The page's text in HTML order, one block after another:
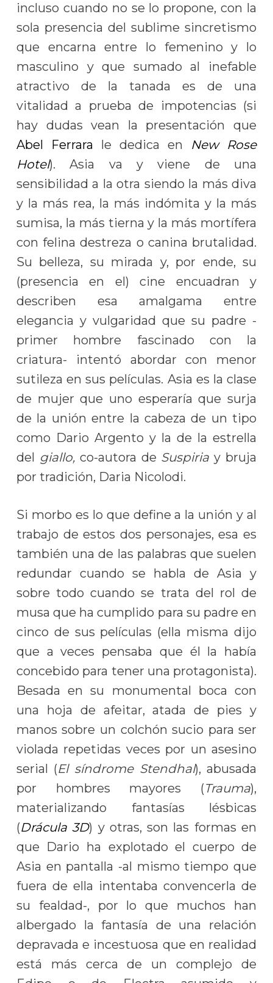
incluso cuando no se lo propone, con la
sola presencia del sublime sincretismo
que encarna entre lo femenino y lo
masculino y que sumado al inefable
atractivo de la tanada es de una
vitalidad a prueba de impotencias (si
hay dudas vean la presentación que
Abel Ferrara le dedica en New Rose
Hotel). Asia va y viene de una
sensibilidad a la otra siendo la más diva
y la más rea, la más indómita y la más
sumisa, la más tierna y la más mortífera
con felina destreza o canina brutalidad.
Su belleza, su mirada y, por ende, su
(presencia en el) cine encuadran y
describen esa amalgama entre
elegancia y vulgaridad que su padre -
primer hombre fascinado con la
criatura- intentó abordar con menor
sutileza en sus películas. Asia es la clase
de mujer que uno esperaría que surja
de la unión entre la cabeza de un tipo
como Dario Argento y la de la estrella
del giallo, co-autora de Suspiriay bruja
por tradición, Daria Nicolodi.
Si morbo es lo que define a la unión y al
trabajo de estos dos personajes, esa es
también una de las palabras que suelen
redundar cuando se habla de Asia y
sobre todo cuando se trata del rol de
musa que ha cumplido para su padre en
cinco de sus películas (ella misma dijo
que a veces pensaba que él la había
concebido para tener una protagonista).
Besada en su monumental boca con
una hoja de afeitar, atada de pies y
manos sobre un colchón sucio para ser
violada repetidas veces por un asesino
serial (El síndrome Stendhal), abusada
por hombres mayores (Trauma),
materializando fantasías lésbicas
(Drácula 3D) y otras, son las formas en
que Dario ha explotado el cuerpo de
Asia en pantalla -al mismo tiempo que
fuera de ella intentaba convencerla de
su fealdad-, por lo que muchos han
albergado la fantasía de una relación
depravada e incestuosa que en realidad
está más cerca de un complejo de